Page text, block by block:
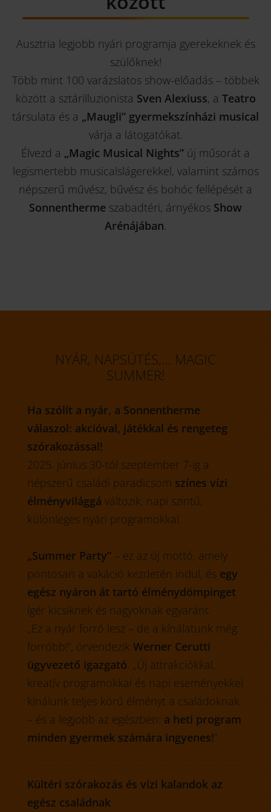
Ausztria legjobb nyári programja gyerekeknek és
szülőknek!
Több mint 100 varázslatos show-előadás – többek
között a sztárilluzionista Sven Alexiuss, a Teatro
társulata és a „Maugli” gyermekszínházi musical
várja a látogatókat.
Élvezd a „Magic Musical Nights” új műsorát a
legismertebb musicalslágerekkel, valamint számos
népszerű művész, bűvész és bohóc fellépését a
Sonnentherme szabadtéri, árnyékos Show
Arénájában
NYÁR, NAPSÜTÉS,… MAGIC
SUMMER!
Ha szólít a nyár, a Sonnentherme
válaszol: akcióval, játékkal és rengeteg
szórakozással!
2025. június 30-tól szeptember 7-ig a
népszerű családi paradicsom színes vízi
élményvilággá változik, napi szintű,
különleges nyári programokkal.
„Summer Party”– ez az új mottó, amely
pontosan a vakáció kezdetén indul, és egy
egész nyáron át tartó élménydömpinget
ígér kicsiknek és nagyoknak egyaránt.
„Ez a nyár forró lesz – de a kínálatunk még
forróbb!”, örvendezik Werner Cerutti
ügyvezető igazgató . „Új attrakciókkal,
kreatív programokkal és napi eseményekkel
kínálunk teljes körű élményt a családoknak
– és a legjobb az egészben: a heti program
minden gyermek számára ingyenes!”
Kültéri szórakozás és vízi kalandok az
egész családnak